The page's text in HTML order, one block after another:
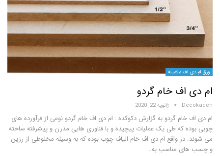
ملامینه
خام گردو
ژانویه 22, 2020
گردو به گزارش دکوکده : ام دی اف خام گردو نوعی از فرآورده های
که طی یک عملیات پیچیده و با فناوری هایی مدرن و پیشرفته ساخته
واقع ام دی اف خام الیاف چوب بوده که به وسیله مخلوطی از رزین
مناسب به…